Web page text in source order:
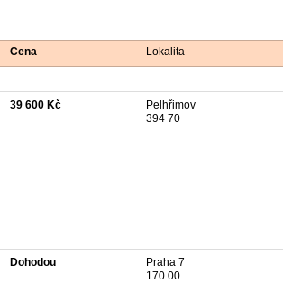
Cena Lokalita
39 600 Kč
Pelhřimov
394 70
Dohodou
Praha 7
170 00